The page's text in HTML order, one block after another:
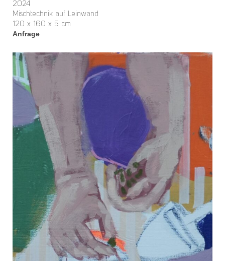
2024
Mischtechnik auf Leinwand
120 x 160 x 5 cm
Anfrage